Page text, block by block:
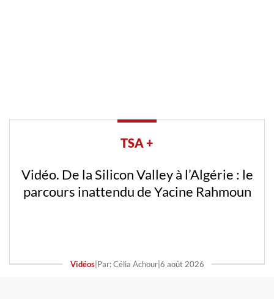
TSA +
Vidéo. De la Silicon Valley à l’Algérie : le
parcours inattendu de Yacine Rahmoun
Vidéos| Par: Célia Achour| 6 août 2026